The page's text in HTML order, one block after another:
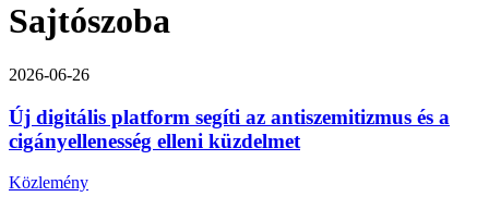
Sajtószoba
2026-06-26
Új digitális platform segíti az antiszemitizmus és a
cigányellenesség elleni küzdelmet
Közlemény